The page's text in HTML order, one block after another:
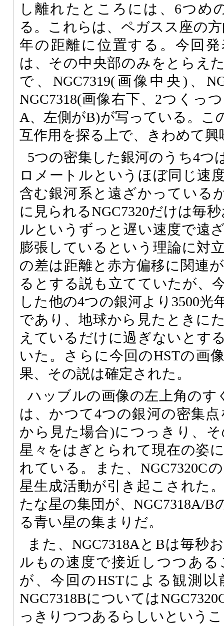
し離れたところには、6つめ
る。これらは、ペガスス座の
年の距離に位置する。今回
は、その中央部のみをとらえ
で、NGC7319(画像中央)、
NGC7318(画像右下、2つくっ
A、左側がB)が写っている。こ
互作用を探る上で、きわめて
5つの密集した銀河のうち4つ
ロメートルというほぼ同じ速
含む銀河系と遠ざかっている
に見られるNGC7320だけは毎
ルというずっと遅い速度で遠
膨張しているという理論に対
の差は距離と赤方偏移に関連
るとする説も立てていたが、
した他の4つの銀河より3500光
であり、地球から見たときに
えているだけに過ぎないとす
いた。さらに今回のHSTの画
果、その説は確定された。
ハッブルの画像の左上角のす
は、かつて4つの銀河の密集
から見た場合)につっきり、
星々をはぎとられて現在の姿
れている。また、NGC7320C
星生成活動が引き起こされた
たな星の集団が、NGC7318A/B
る青い星の集まりだ。
また、NGC7318AとBは毎秒
ルもの速度で接近しつつあ
が、今回のHSTによる観測
NGC7318Bについては
っきりつつあるらしいという